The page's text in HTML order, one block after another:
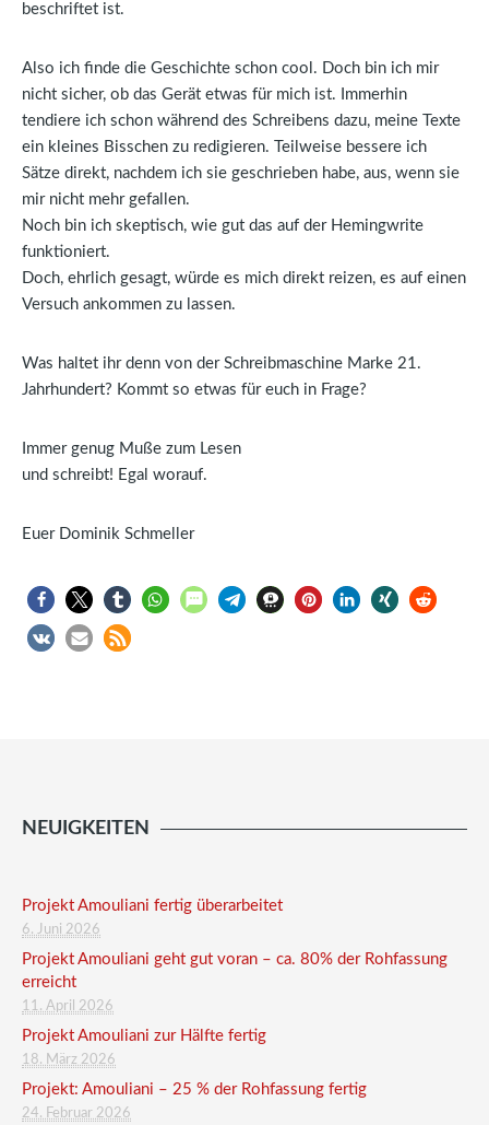
beschriftet ist.
Also ich finde die Geschichte schon cool. Doch bin ich mir
nicht sicher, ob das Gerät etwas für mich ist. Immerhin
tendiere ich schon während des Schreibens dazu, meine Texte
ein kleines Bisschen zu redigieren. Teilweise bessere ich
Sätze direkt, nachdem ich sie geschrieben habe, aus, wenn sie
mir nicht mehr gefallen.
Noch bin ich skeptisch, wie gut das auf der Hemingwrite
funktioniert.
Doch, ehrlich gesagt, würde es mich direkt reizen, es auf einen
Versuch ankommen zu lassen.
Was haltet ihr denn von der Schreibmaschine Marke 21.
Jahrhundert? Kommt so etwas für euch in Frage?
Immer genug Muße zum Lesen
und schreibt! Egal worauf.
Euer Dominik Schmeller
NEUIGKEITEN
Projekt Amouliani fertig überarbeitet
6. Juni 2026
Projekt Amouliani geht gut voran – ca. 80% der Rohfassung
erreicht
11. April 2026
Projekt Amouliani zur Hälfte fertig
18. März 2026
Projekt: Amouliani – 25 % der Rohfassung fertig
24. Februar 2026